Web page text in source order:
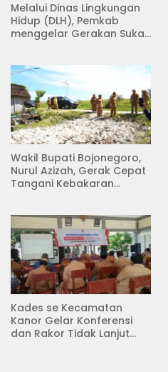
Melalui Dinas Lingkungan
Hidup (DLH), Pemkab
menggelar Gerakan Suka
Wakil Bupati Bojonegoro,
Nurul Azizah, Gerak Cepat
Tangani Kebakaran
Kades se Kecamatan
Kanor Gelar Konferensi
dan Rakor Tidak Lanjut